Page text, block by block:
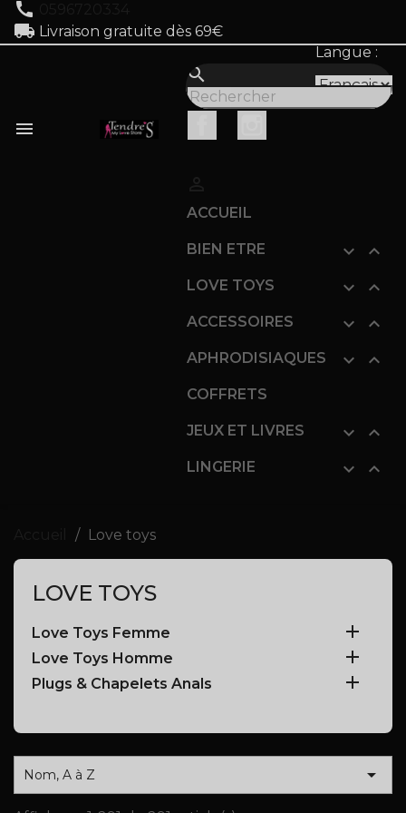
call
local_shipping Livraison gratuite dès 69€
Langue :

search
ACCUEIL
 
BIEN ETRE
 
LOVE TOYS
 
ACCESSOIRES
 
APHRODISIAQUES
COFFRETS
 
JEUX ET LIVRES
 
LINGERIE
Love toys
LOVE TOYS
Love Toys Femme 
Love Toys Homme 
Plugs & Chapelets Anals 
Nom, A à Z 